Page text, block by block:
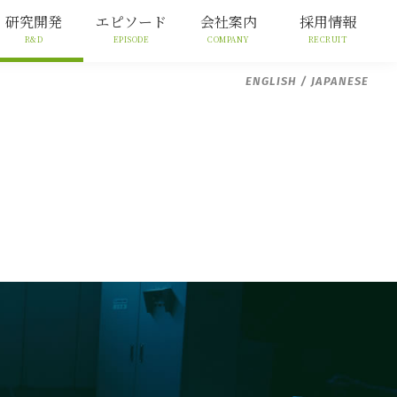
研究開発
R&D
エピソード
EPISODE
会社案内
COMPANY
採用情報
RECRUIT
ENGLISH / JAPANESE